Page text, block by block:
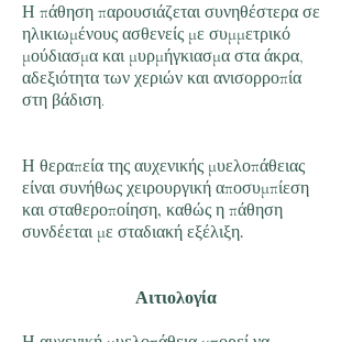
Η πάθηση παρουσιάζεται συνηθέστερα σε
ηλικιωμένους ασθενείς με συμμετρικό
μούδιασμα και μυρμήγκιασμα στα άκρα,
αδεξιότητα των χεριών και ανισορροπία
στη βάδιση.
Η θεραπεία της αυχενικής μυελοπάθειας
είναι συνήθως χειρουργική αποσυμπίεση
και σταθεροποίηση, καθώς η πάθηση
συνδέεται με σταδιακή εξέλιξη.
Αιτιολογία